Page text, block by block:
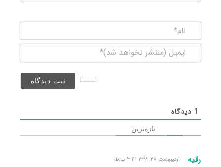
(منتشر
1 دیدگاه
تازه‌ترین
رقیه اردیبهشت ۲۸, ۱۳۹۹ ۳:۴۱ ب٫ظ